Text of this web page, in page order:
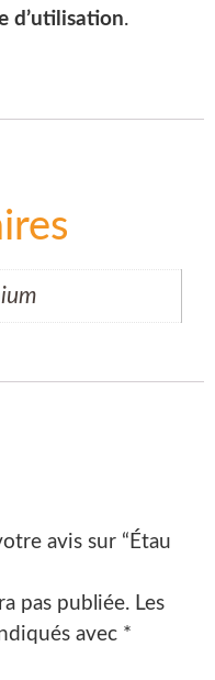
d’utilisation.
avis sur “Étau
pas publiée. Les
avec *